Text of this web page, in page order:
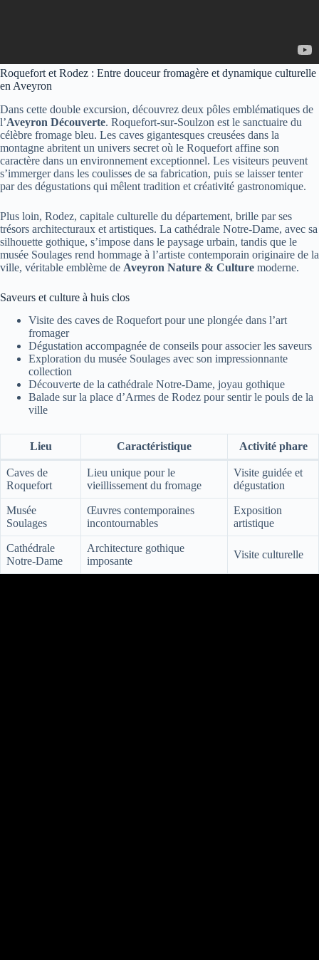
Roquefort et Rodez : Entre douceur fromagère et dynamique culturelle
en Aveyron
Dans cette double excursion, découvrez deux pôles emblématiques de
l’Aveyron Découverte. Roquefort-sur-Soulzon est le sanctuaire du
célèbre fromage bleu. Les caves gigantesques creusées dans la
montagne abritent un univers secret où le Roquefort affine son
caractère dans un environnement exceptionnel. Les visiteurs peuvent
s’immerger dans les coulisses de sa fabrication, puis se laisser tenter
par des dégustations qui mêlent tradition et créativité gastronomique.
Plus loin, Rodez, capitale culturelle du département, brille par ses
trésors architecturaux et artistiques. La cathédrale Notre-Dame, avec sa
silhouette gothique, s’impose dans le paysage urbain, tandis que le
musée Soulages rend hommage à l’artiste contemporain originaire de la
ville, véritable emblème de Aveyron Nature & Culture moderne.
Saveurs et culture à huis clos
Visite des caves de Roquefort pour une plongée dans l’art
fromager
Dégustation accompagnée de conseils pour associer les saveurs
Exploration du musée Soulages avec son impressionnante
collection
Découverte de la cathédrale Notre-Dame, joyau gothique
Balade sur la place d’Armes de Rodez pour sentir le pouls de la
ville
Lieu Caractéristique Activité phare
Caves de
Roquefort
Lieu unique pour le
vieillissement du fromage
Visite guidée et
dégustation
Musée
Soulages
Œuvres contemporaines
incontournables
Exposition
artistique
Cathédrale
Notre-Dame
Architecture gothique
imposante
Visite culturelle